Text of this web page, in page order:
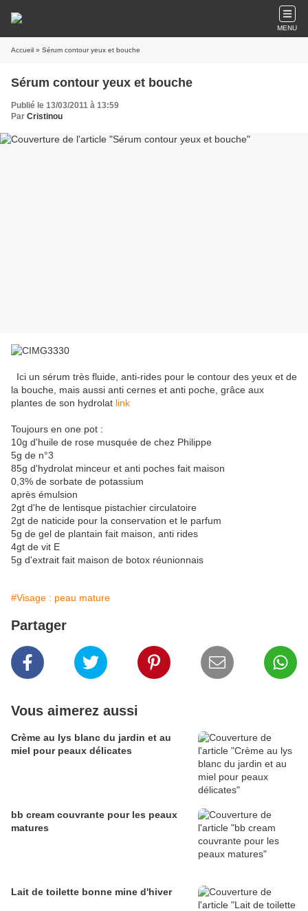
MENU
Accueil » Sérum contour yeux et bouche
Sérum contour yeux et bouche
Publié le 13/03/2011 à 13:59
Par Cristinou
Ici un sérum très fluide, anti-rides pour le contour des yeux et de
la bouche, mais aussi anti cernes et anti poche, grâce aux
plantes de son hydrolat link
Toujours en one pot :
10g d'huile de rose musquée de chez Philippe
5g de n°3
85g d'hydrolat minceur et anti poches fait maison
0,3% de sorbate de potassium
après émulsion
2gt d'he de lentisque pistachier circulatoire
2gt de naticide pour la conservation et le parfum
5g de gel de plantain fait maison, anti rides
4gt de vit E
5g d'extrait fait maison de botox réunionnais
#Visage : peau mature
Partager
Vous aimerez aussi
Crème au lys blanc du jardin et au
miel pour peaux délicates
bb cream couvrante pour les peaux
matures
Lait de toilette bonne mine d'hiver